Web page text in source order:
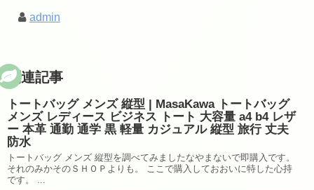
admin
関連記事
トートバッグ メンズ 縦型 | MasaKawa トートバッグ
メンズ レディース ビジネス トート 大容量 a4 b4 レザ
ー 本革 通勤 通学 黒 軽量 カジュアル 縦型 旅行 丈夫
防水
トートバッグ メンズ 縦型を調べてみましたなやまないで即購入です。
それのみかそのＳＨＯＰよりも。 ここで購入しておおいに特した心持
です。 ...